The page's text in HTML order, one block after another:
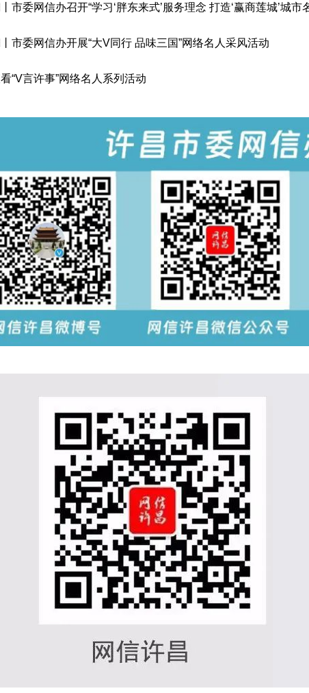
委网信办召开“学习‘胖东来式’服务理念 打造‘赢商莲城’城市
委网信办开展“大V同行 品味三国”网络名人采风活动
言许事”网络名人系列活动